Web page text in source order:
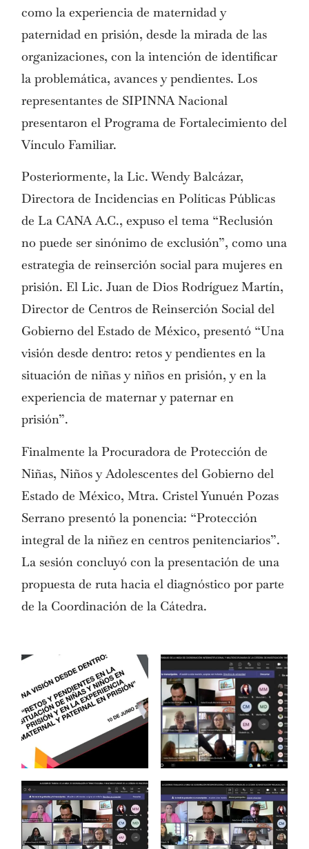
como la experiencia de maternidad y
paternidad en prisión, desde la mirada de las
organizaciones, con la intención de identificar
la problemática, avances y pendientes. Los
representantes de SIPINNA Nacional
presentaron el Programa de Fortalecimiento del
Vínculo Familiar.
Posteriormente, la Lic. Wendy Balcázar,
Directora de Incidencias en Políticas Públicas
de La CANA A.C., expuso el tema “Reclusión
no puede ser sinónimo de exclusión”, como una
estrategia de reinserción social para mujeres en
prisión. El Lic. Juan de Dios Rodríguez Martín,
Director de Centros de Reinserción Social del
Gobierno del Estado de México, presentó “Una
visión desde dentro: retos y pendientes en la
situación de niñas y niños en prisión, y en la
experiencia de maternar y paternar en
prisión”.
Finalmente la Procuradora de Protección de
Niñas, Niños y Adolescentes del Gobierno del
Estado de México, Mtra. Cristel Yunuén Pozas
Serrano presentó la ponencia: “Protección
integral de la niñez en centros penitenciarios”.
La sesión concluyó con la presentación de una
propuesta de ruta hacia el diagnóstico por parte
de la Coordinación de la Cátedra.